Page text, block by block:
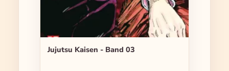
Jujutsu Kaisen - Band 03